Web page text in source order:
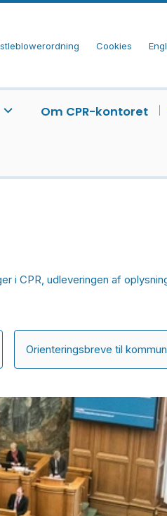
Cookies
Om CPR-kontoret
i CPR, udleveringen af
Orienteringsbreve til